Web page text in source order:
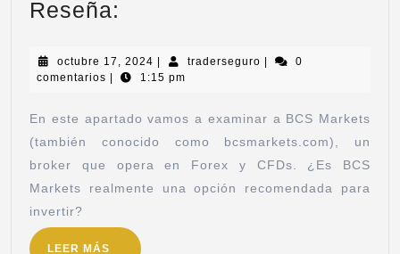
Reseña:
octubre 17, 2024 traderseguro
0
comentarios
1:15 pm
En este apartado vamos a examinar a BCS Markets
(también conocido como bcsmarkets.com), un
broker que opera en Forex y CFDs. ¿Es BCS
Markets realmente una opción recomendada para
invertir?
LEER MÁS